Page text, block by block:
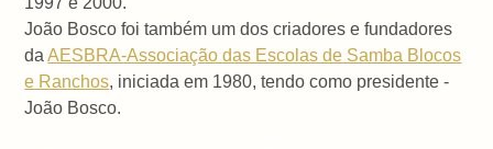
João Bosco foi também um dos criadores e fundadores
daAESBRA-Associação das Escolas de Samba Blocos
e Ranchos, iniciada em 1980, tendo como presidente -
João Bosco.